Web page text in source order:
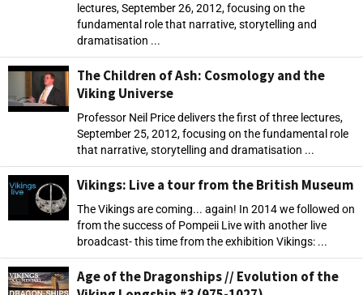
lectures, September 26, 2012, focusing on the
fundamental role that narrative, storytelling and
dramatisation ...
The Children of Ash: Cosmology and the
Viking Universe
Professor Neil Price delivers the first of three lectures,
September 25, 2012, focusing on the fundamental role
that narrative, storytelling and dramatisation ...
Vikings: Live a tour from the British Museum
The Vikings are coming... again! In 2014 we followed on
from the success of Pompeii Live with another live
broadcast- this time from the exhibition Vikings: ...
Age of the Dragonships // Evolution of the